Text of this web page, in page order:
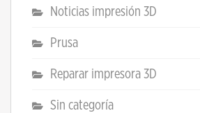
Noticias impresión 3D
Prusa
Reparar impresora 3D
Sin categoría